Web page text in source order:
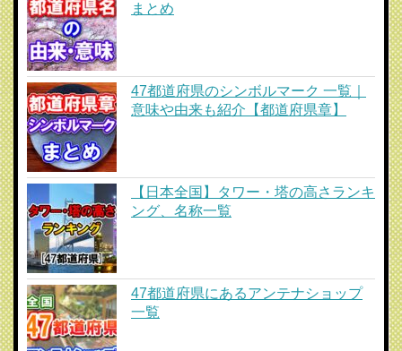
まとめ
47都道府県のシンボルマーク 一覧｜
意味や由来も紹介【都道府県章】
【日本全国】タワー・塔の高さランキ
ング、名称一覧
47都道府県にあるアンテナショップ
一覧